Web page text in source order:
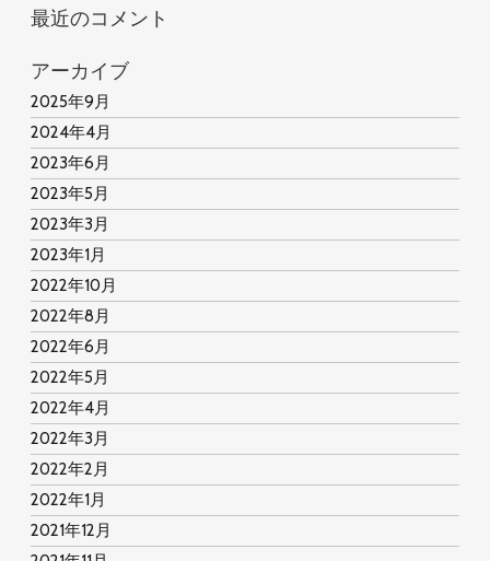
最近のコメント
アーカイブ
2025年9月
2024年4月
2023年6月
2023年5月
2023年3月
2023年1月
2022年10月
2022年8月
2022年6月
2022年5月
2022年4月
2022年3月
2022年2月
2022年1月
2021年12月